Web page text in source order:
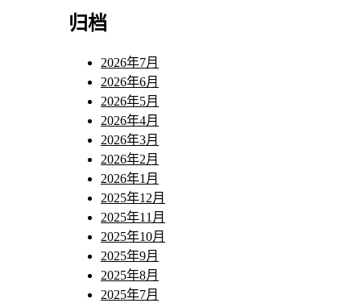
归档
2026年7月
2026年6月
2026年5月
2026年4月
2026年3月
2026年2月
2026年1月
2025年12月
2025年11月
2025年10月
2025年9月
2025年8月
2025年7月